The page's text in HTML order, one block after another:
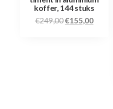
koffer, 144 stuks
€249,00€155,00